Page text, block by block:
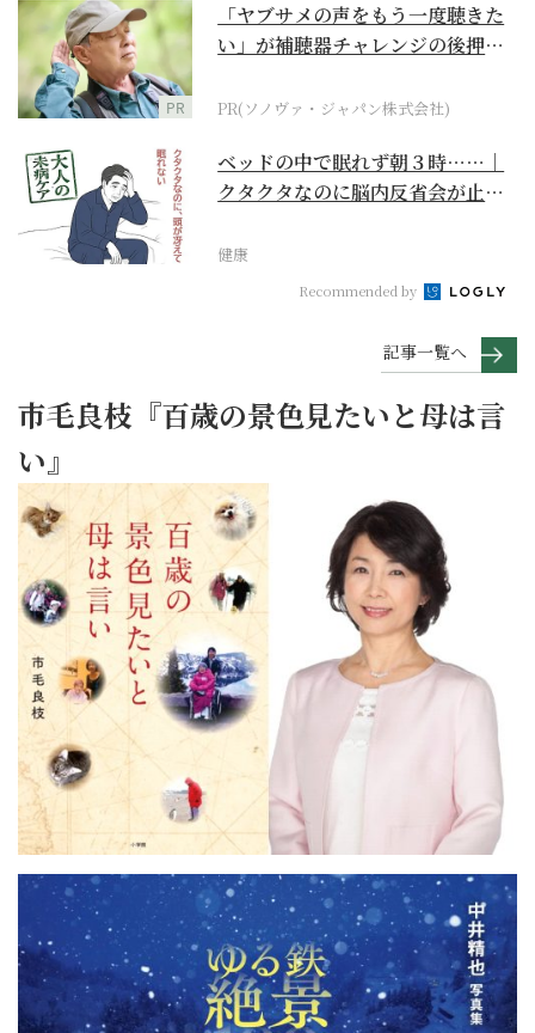
PR
「ヤブサメの声をもう一度聴きた
い」が補聴器チャレンジの後押し
PR(ソノヴァ・ジャパン株式会社)
ベッドの中で眠れず朝３時……｜
クタクタなのに脳内反省会が止ま
健康
Recommended by
記事一覧へ
市毛良枝『百歳の景色見たいと母は言
い』